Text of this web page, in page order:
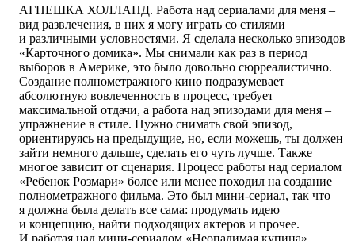
АГНЕШКА ХОЛЛАНД. Работа над сериалами для меня –
вид развлечения, в них я могу играть со стилями
и различными условностями. Я сделала несколько эпизодов
«Карточного домика». Мы снимали как раз в период
выборов в Америке, это было довольно сюрреалистично.
Создание полнометражного кино подразумевает
абсолютную вовлеченность в процесс, требует
максимальной отдачи, а работа над эпизодами для меня –
упражнение в стиле. Нужно снимать свой эпизод,
ориентируясь на предыдущие, но, если можешь, ты должен
зайти немного дальше, сделать его чуть лучше. Также
многое зависит от сценария. Процесс работы над сериалом
«Ребенок Розмари» более или менее походил на создание
полнометражного фильма. Это был мини-сериал, так что
я должна была делать все сама: продумать идею
и концепцию, найти подходящих актеров и прочее.